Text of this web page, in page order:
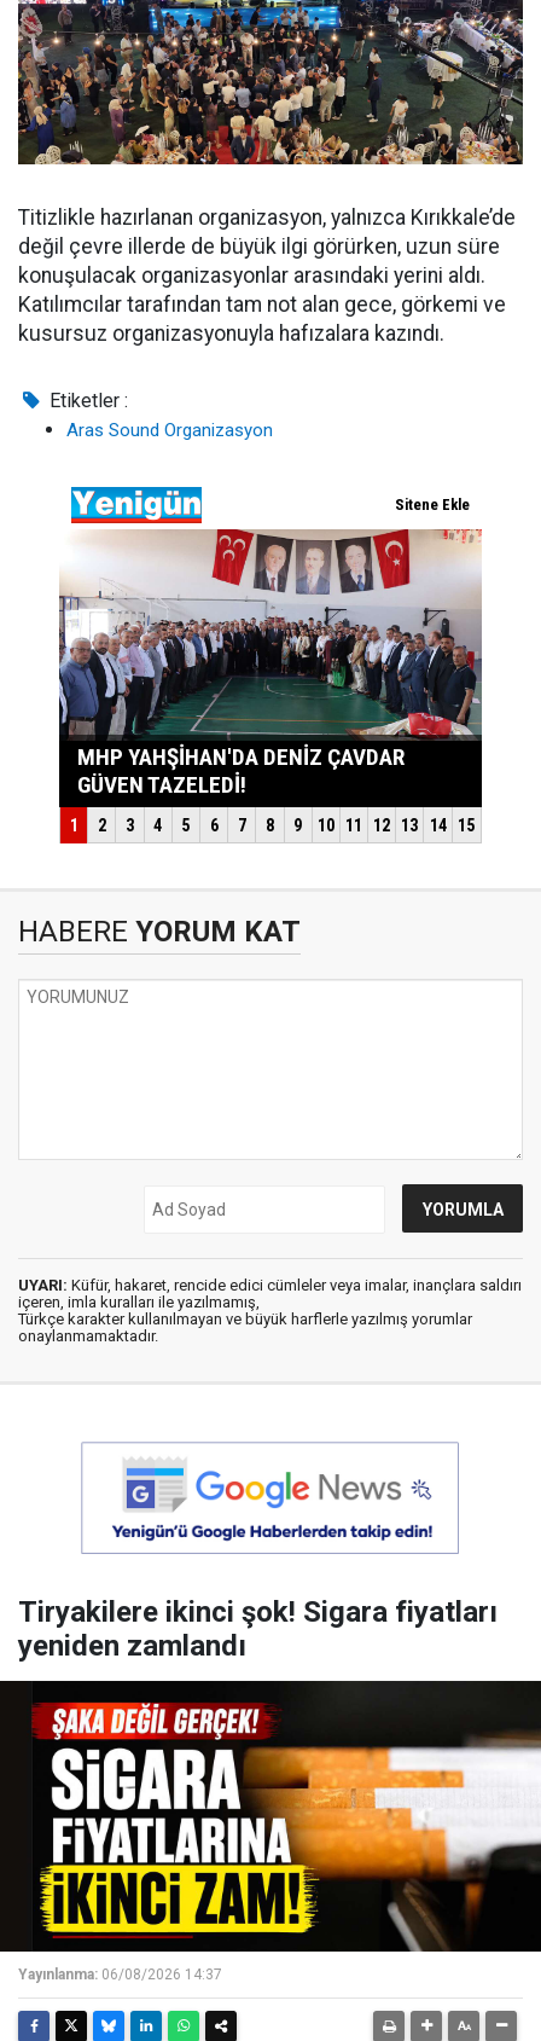
Titizlikle hazırlanan organizasyon, yalnızca Kırıkkale’de
değil çevre illerde de büyük ilgi görürken, uzun süre
konuşulacak organizasyonlar arasındaki yerini aldı.
Katılımcılar tarafından tam not alan gece, görkemi ve
kusursuz organizasyonuyla hafızalara kazındı.
Etiketler :
Aras Sound Organizasyon
HABERE YORUM KAT
UYARI: Küfür, hakaret, rencide edici cümleler veya imalar, inançlara saldırı
içeren, imla kuralları ile yazılmamış,
Türkçe karakter kullanılmayan ve büyük harflerle yazılmış yorumlar
onaylanmamaktadır.
Tiryakilere ikinci şok! Sigara fiyatları
yeniden zamlandı
Yayınlanma: 06/08/2026 14:37